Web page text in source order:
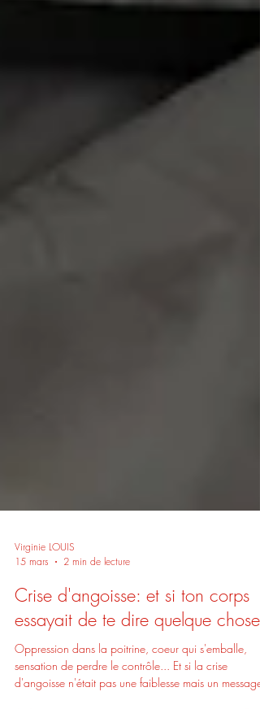
15 mars
2 min de lecture
Crise d'angoisse: et si ton corps
essayait de te dire quelque chose
Oppression dans la poitrine, coeur qui s'emballe,